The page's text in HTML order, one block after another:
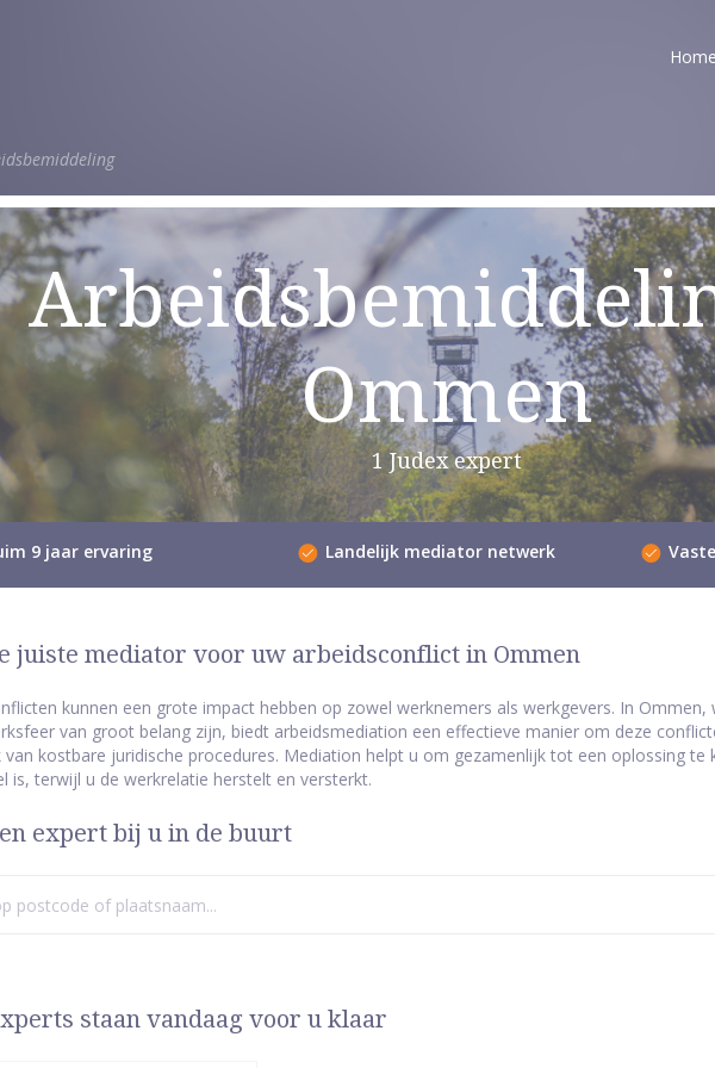
Home
Ommen
1 Judex expert
9 jaar ervaring Landelijk mediator netwerk
juiste mediator voor uw arbeidsconflict in Ommen
kunnen een grote impact hebben op zowel werknemers als werkgevers. In
van groot belang zijn, biedt arbeidsmediation een effectieve manier om deze
van kostbare juridische procedures. Mediation helpt u om gezamenlijk tot een oplossing te
is, terwijl u de werkrelatie herstelt en versterkt.
expert bij u in de buurt
staan vandaag voor u klaar